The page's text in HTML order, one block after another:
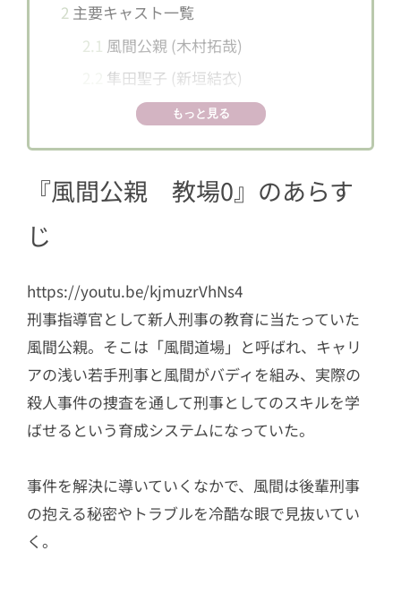
2 主要キャスト一覧
2.1 風間公親 (木村拓哉)
隼田聖子 (新垣結衣)
遠野章宏 (北村匠海)
2.4瓜原潤史 (赤楚衛二)
2.5 鐘羅路子 (白石麻衣)
2.6中込兼児 (染谷将太)
EST）)
2.9 尾山 柔 (結木滉星)
2.10眞堂丈史 (小林 薫)
2.11四方田秀雄 (小日向文世)
3第1話に市原隼人・内田理央がゲスト出
4SNSでの反応は？
もっと見る
『風間公親 教場0』のあらす
じ
https://youtu.be/kjmuzrVhNs4
刑事指導官として新人刑事の教育に当たっていた
風間公親。そこは「風間道場」と呼ばれ、キャリ
アの浅い若手刑事と風間がバディを組み、実際の
殺人事件の捜査を通して刑事としてのスキルを学
ばせるという育成システムになっていた。
事件を解決に導いていくなかで、風間は後輩刑事
の抱える秘密やトラブルを冷酷な眼で見抜いてい
く。